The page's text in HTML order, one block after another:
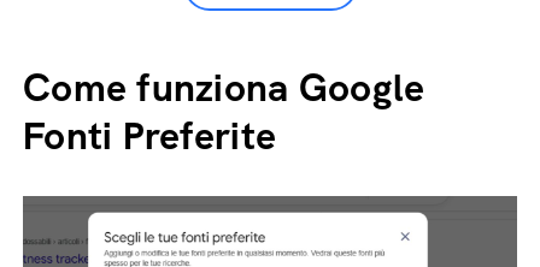
Come funziona Google
Fonti Preferite